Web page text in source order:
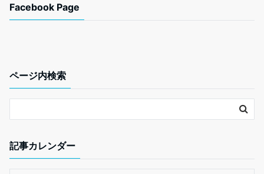
e
t
e
Facebook Page
ページ内検索
記事カレンダー